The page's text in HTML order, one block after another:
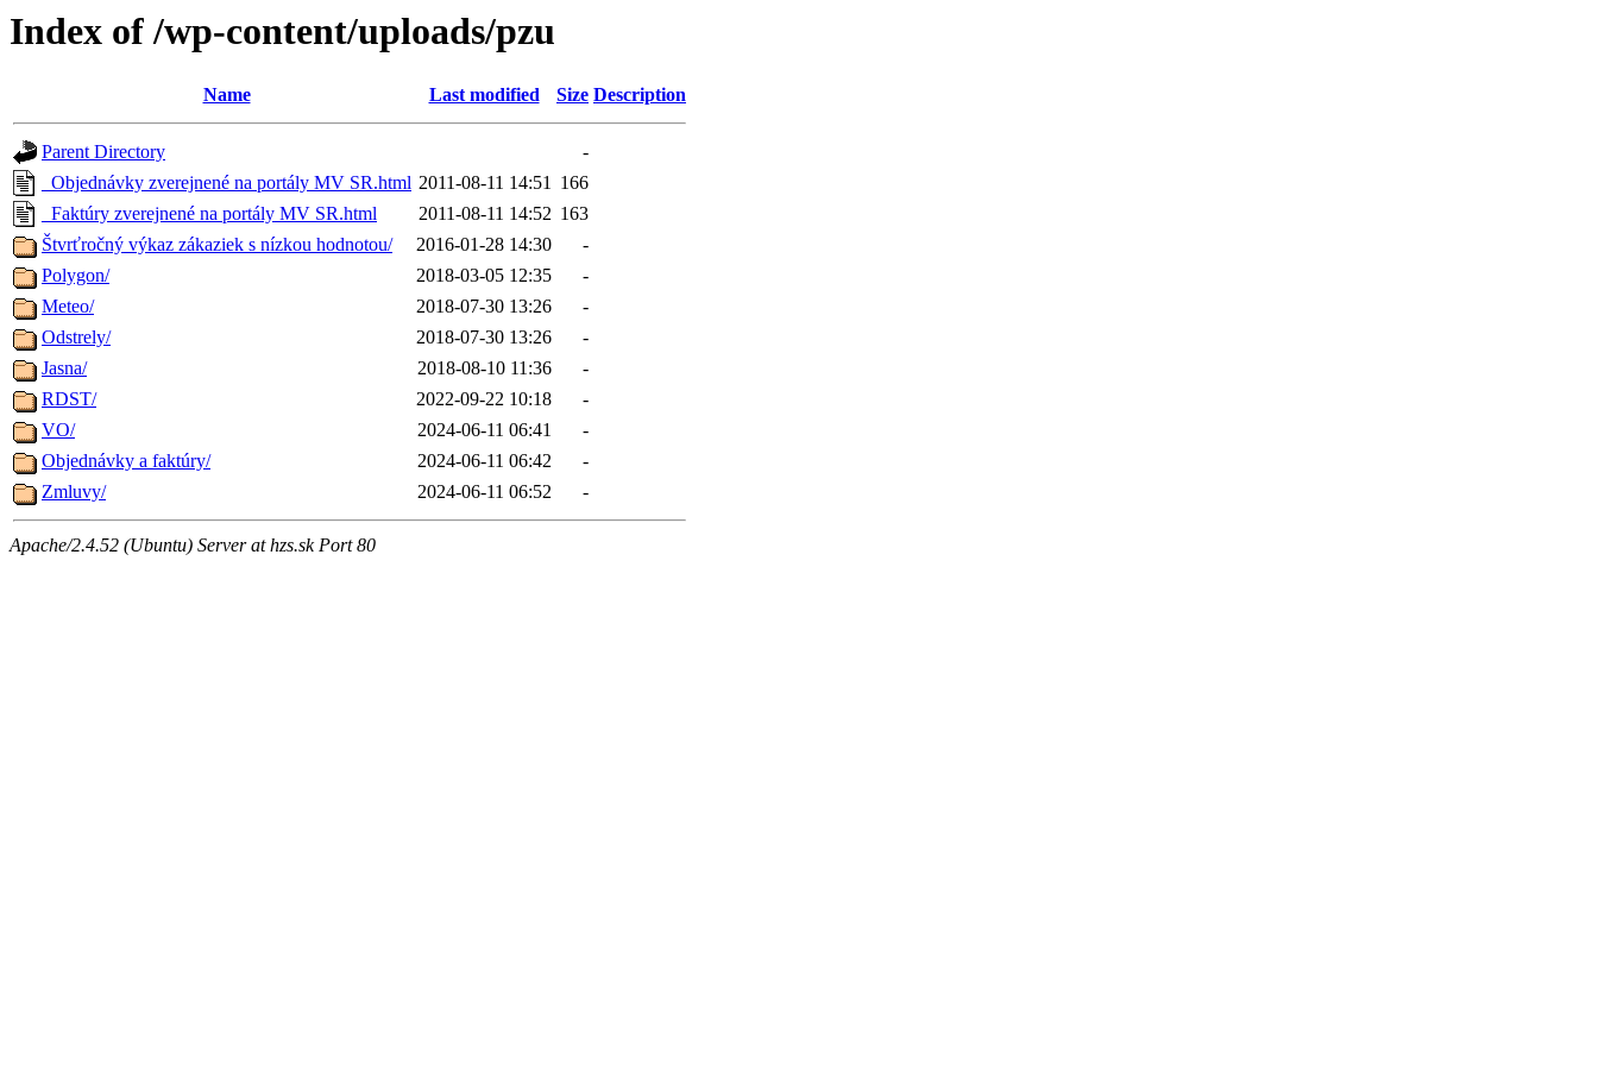
Index of /wp-content/uploads/pzu
Name Last modified Size Description
Parent Directory
-
_Objednávky zverejnené na portály MV SR.html 2011-08-11 14:51 166
_Faktúry zverejnené na portály MV SR.html
2011-08-11 14:52 163
Štvrťročný výkaz zákaziek s nízkou hodnotou/
2016-01-28 14:30
-
Polygon/
2018-03-05 12:35
-
Meteo/
2018-07-30 13:26
-
Odstrely/
2018-07-30 13:26
-
Jasna/
2018-08-10 11:36
-
RDST/
2022-09-22 10:18
-
VO/
2024-06-11 06:41
-
Objednávky a faktúry/
2024-06-11 06:42
-
Zmluvy/
2024-06-11 06:52 -
Apache/2.4.52 (Ubuntu) Server at hzs.sk Port 80